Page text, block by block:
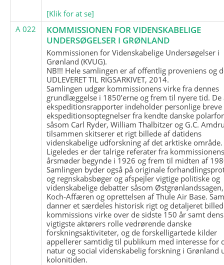
[Klik for at se]
A 022
KOMMISSIONEN FOR VIDENSKABELIGE
UNDERSØGELSER I GRØNLAND
Kommissionen for Videnskabelige Undersøgelser i
Grønland (KVUG).
NB!!! Hele samlingen er af offentlig proveniens og
UDLEVERET TIL RIGSARKIVET, 2014.
Samlingen udgør kommissionens virke fra dennes
grundlæggelse i 1850’erne og frem til nyere tid.
ekspeditionsrapporter indeholder personlige breve
ekspeditionsoptegnelser fra kendte danske
såsom Carl Ryder, William Thalbitzer og G.C.
tilsammen skitserer et rigt billede af datidens
videnskabelige udforskning af det arktiske område.
Ligeledes er der talrige referater fra
årsmøder begynde i 1926 og frem til midten af
Samlingen byder også på originale
og regnskabsbøger og afspejler vigtige politiske og
videnskabelige debatter såsom
Koch-Affæren og oprettelsen af Thule Air Base.
danner et særdeles historisk rigt og detaljeret
kommissions virke over de sidste 150 år samt dens
vigtigste aktørers rolle vedrørende danske
forskningsaktiviteter, og de forskelligartede kilder
appellerer samtidig til publikum med interesse for
natur og social videnskabelig forskning i Grønland
kolonitiden.